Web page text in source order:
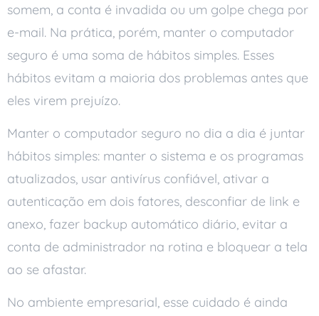
somem, a conta é invadida ou um golpe chega por
e-mail. Na prática, porém, manter o computador
seguro é uma soma de hábitos simples. Esses
hábitos evitam a maioria dos problemas antes que
eles virem prejuízo.
Manter o computador seguro no dia a dia é juntar
hábitos simples: manter o sistema e os programas
atualizados, usar antivírus confiável, ativar a
autenticação em dois fatores, desconfiar de link e
anexo, fazer backup automático diário, evitar a
conta de administrador na rotina e bloquear a tela
ao se afastar.
No ambiente empresarial, esse cuidado é ainda